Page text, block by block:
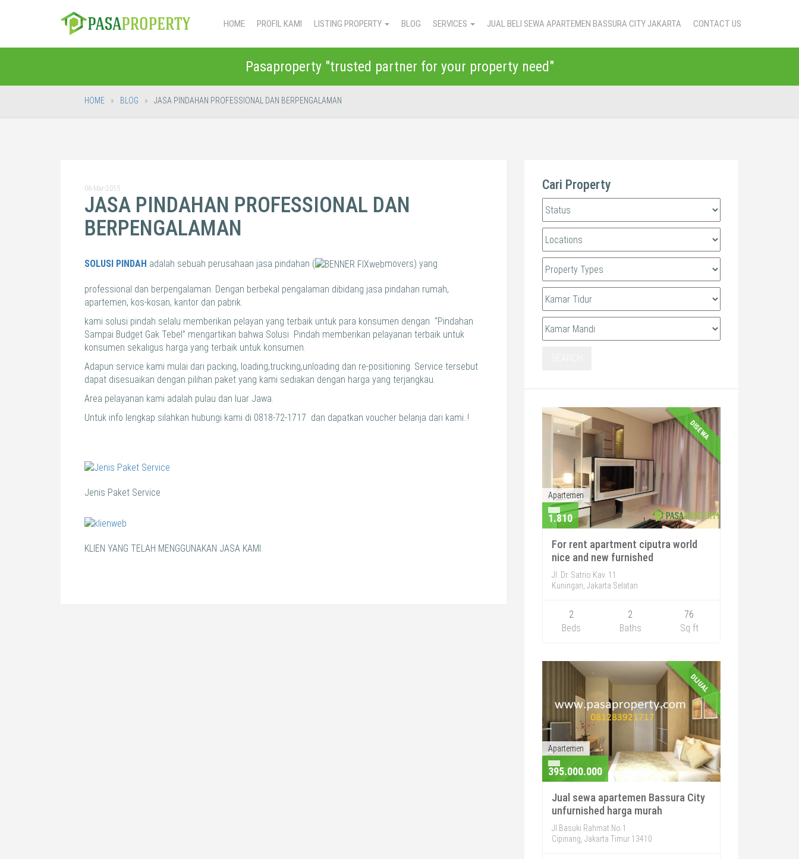
HOME PROFIL KAMI LISTING PROPERTY BLOG SERVICES JUAL BELI SEWA APARTEMEN BASSURA CITY JAKARTA CONTACT US
Pasaproperty "trusted partner for your property need"
HOME BLOG JASA PINDAHAN PROFESSIONAL DAN BERPENGALAMAN
06-Mar-2015
JASA PINDAHAN PROFESSIONAL DAN
BERPENGALAMAN
SOLUSI PINDAH adalah sebuah perusahaan jasa pindahan ( movers) yang
professional dan berpengalaman. Dengan berbekal pengalaman dibidang jasa pindahan rumah,
apartemen, kos-kosan, kantor dan pabrik.
kami solusi pindah selalu memberikan pelayan yang terbaik untuk para konsumen dengan “Pindahan
Sampai Budget Gak Tebel” mengartikan bahwa Solusi Pindah memberikan pelayanan terbaik untuk
konsumen sekaligus harga yang terbaik untuk konsumen.
Adapun service kami mulai dari packing, loading,trucking,unloading dan re-positioning. Service tersebut
dapat disesuaikan dengan pilihan paket yang kami sediakan dengan harga yang terjangkau.
Area pelayanan kami adalah pulau dan luar Jawa.
Untuk info lengkap silahkan hubungi kami di 0818-72-1717 dan dapatkan voucher belanja dari kami..!
Jenis Paket Service
KLIEN YANG TELAH MENGGUNAKAN JASA KAMI
Cari Property
DISEWA
Apartemen
1.810
For rent apartment ciputra world
nice and new furnished
Jl. Dr. Satrio Kav. 11
Kuningan, Jakarta Selatan
2
Beds
2
Baths
76
Sq ft
DIJUAL
Apartemen
395.000.000
Jual sewa apartemen Bassura City
unfurnished harga murah
Jl.Basuki Rahmat No.1
Cipinang, Jakarta Timur 13410